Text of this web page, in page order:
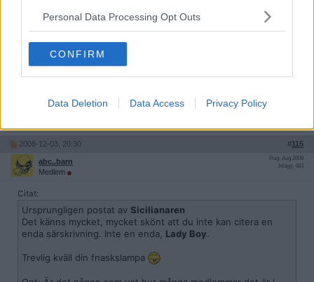
Personal Data Processing Opt Outs
CONFIRM
Data Deletion Data Access Privacy Policy
Daniele har väl ändå varit med rätt så länge vad jag vet och att han
hade misskött sig är ju sant det också men han verkar ju vara
tillbaka igen.
Doktorn ska tydligen också ha sökt sig tillbaka han blev ju kickad
för att ha uttalat sig om OG i media och det var ju rätt så slarvigt
reglerna trätt i kraft haha
2008-12-03, 20:30 #115
abc..barn
Medlem
Reg: Aug 2008
Inlägg: 483
Citat:
Ursprungligen postat av Sicilianaren
Det känns mycket, mycket skönt att du inte kan citera en
enda särskrivning. Inte en enda, Lady Boy
Trevlig kväll din fnaskslampa